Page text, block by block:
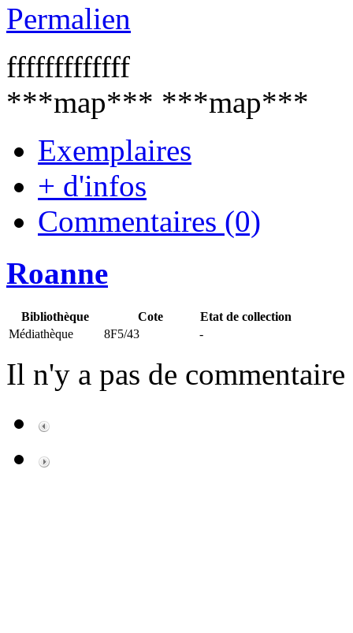
Permalien
fffffffffffff
***map*** ***map***
Exemplaires
+ d'infos
Commentaires (0)
Roanne
Bibliothèque Cote
Etat de collection
Médiathèque
8F5/43 -
Il n'y a pas de